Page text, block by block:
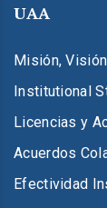
UAA
Misión,
Institutional
Licencias y
Acuerdos
Efectividad